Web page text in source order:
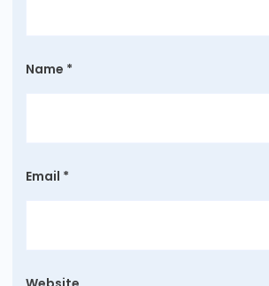
Name *
Email *